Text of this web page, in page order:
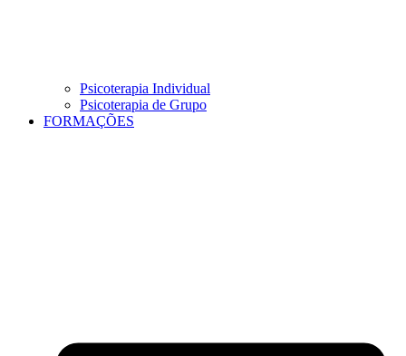
Psicoterapia Individual
Psicoterapia de Grupo
FORMAÇÕES